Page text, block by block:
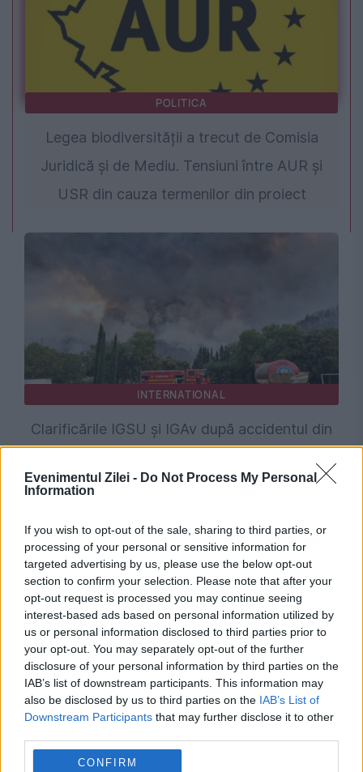
Evenimentul Zilei - Do Not Process My Personal
Information
If you wish to opt-out of the sale, sharing to third parties, or
processing of your personal or sensitive information for
targeted advertising by us, please use the below opt-out
section to confirm your selection. Please note that after your
opt-out request is processed you may continue seeing
interest-based ads based on personal information utilized by
us or personal information disclosed to third parties prior to
your opt-out. You may separately opt-out of the further
disclosure of your personal information by third parties on the
IAB’s list of downstream participants. This information may
also be disclosed by us to third parties on the IAB’s List of
Downstream Participants that may further disclose it to other
CONFIRM
POLITICA
Legea biodiversității a trecut de Comisia
Juridică și de Mediu. Tensiuni între AUR și
USR din cauza termenilor din proiect
INTERNATIONAL
Clarificările IGSU și IGAv după accidentul din
aer
SOCIAL
Pompierii români, intervenție dificilă în Franța.
Intervenție comună la sol și din aer